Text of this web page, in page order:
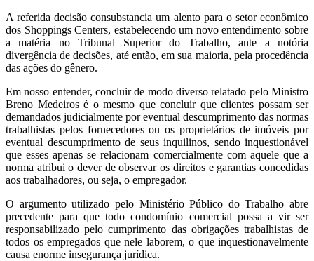
A referida decisão consubstancia um alento para o setor econômico
dos Shoppings Centers, estabelecendo um novo entendimento sobre
a matéria no Tribunal Superior do Trabalho, ante a notória
divergência de decisões, até então, em sua maioria, pela procedência
das ações do gênero.
Em nosso entender, concluir de modo diverso relatado pelo Ministro
Breno Medeiros é o mesmo que concluir que clientes possam ser
demandados judicialmente por eventual descumprimento das normas
trabalhistas pelos fornecedores ou os proprietários de imóveis por
eventual descumprimento de seus inquilinos, sendo inquestionável
que esses apenas se relacionam comercialmente com aquele que a
norma atribui o dever de observar os direitos e garantias concedidas
aos trabalhadores, ou seja, o empregador.
O argumento utilizado pelo Ministério Público do Trabalho abre
precedente para que todo condomínio comercial possa a vir ser
responsabilizado pelo cumprimento das obrigações trabalhistas de
todos os empregados que nele laborem, o que inquestionavelmente
causa enorme insegurança jurídica.